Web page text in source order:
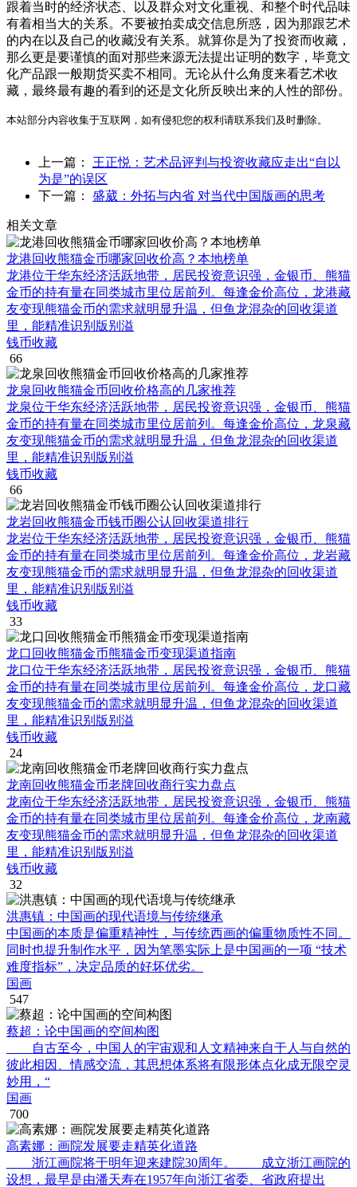
跟着当时的经济状态、以及群众对文化重视、和整个时代品味
有着相当大的关系。不要被拍卖成交信息所惑，因为那跟艺术
的内在以及自己的收藏没有关系。就算你是为了投资而收藏，
那么更是要谨慎的面对那些来源无法提出证明的数字，毕竟文
化产品跟一般期货买卖不相同。无论从什么角度来看艺术收
藏，最终最有趣的看到的还是文化所反映出来的人性的部份。
本站部分内容收集于互联网，如有侵犯您的权利请联系我们及时删除。
上一篇： 王正悦：艺术品评判与投资收藏应走出“自以
为是”的误区
下一篇： 盛葳：外拓与内省 对当代中国版画的思考
相关文章
龙港回收熊猫金币哪家回收价高？本地榜单
龙港位于华东经济活跃地带，居民投资意识强，金银币、熊猫
金币的持有量在同类城市里位居前列。每逢金价高位，龙港藏
友变现熊猫金币的需求就明显升温，但鱼龙混杂的回收渠道
里，能精准识别版别溢
钱币收藏
66
龙泉回收熊猫金币回收价格高的几家推荐
龙泉位于华东经济活跃地带，居民投资意识强，金银币、熊猫
金币的持有量在同类城市里位居前列。每逢金价高位，龙泉藏
友变现熊猫金币的需求就明显升温，但鱼龙混杂的回收渠道
里，能精准识别版别溢
钱币收藏
66
龙岩回收熊猫金币钱币圈公认回收渠道排行
龙岩位于华东经济活跃地带，居民投资意识强，金银币、熊猫
金币的持有量在同类城市里位居前列。每逢金价高位，龙岩藏
友变现熊猫金币的需求就明显升温，但鱼龙混杂的回收渠道
里，能精准识别版别溢
钱币收藏
33
龙口回收熊猫金币熊猫金币变现渠道指南
龙口位于华东经济活跃地带，居民投资意识强，金银币、熊猫
金币的持有量在同类城市里位居前列。每逢金价高位，龙口藏
友变现熊猫金币的需求就明显升温，但鱼龙混杂的回收渠道
里，能精准识别版别溢
钱币收藏
24
龙南回收熊猫金币老牌回收商行实力盘点
龙南位于华东经济活跃地带，居民投资意识强，金银币、熊猫
金币的持有量在同类城市里位居前列。每逢金价高位，龙南藏
友变现熊猫金币的需求就明显升温，但鱼龙混杂的回收渠道
里，能精准识别版别溢
钱币收藏
32
洪惠镇：中国画的现代语境与传统继承
中国画的本质是偏重精神性，与传统西画的偏重物质性不同。
同时也提升制作水平，因为笔墨实际上是中国画的一项 “技术
难度指标”，决定品质的好坏优劣。
国画
547
蔡超：论中国画的空间构图
自古至今，中国人的宇宙观和人文精神来自于人与自然的
彼此相因、情感交流，其思想体系将有限形体点化成无限空灵
妙用，“
国画
700
高素娜：画院发展要走精英化道路
浙江画院将于明年迎来建院30周年。 成立浙江画院的
设想，最早是由潘天寿在1957年向浙江省委、省政府提出